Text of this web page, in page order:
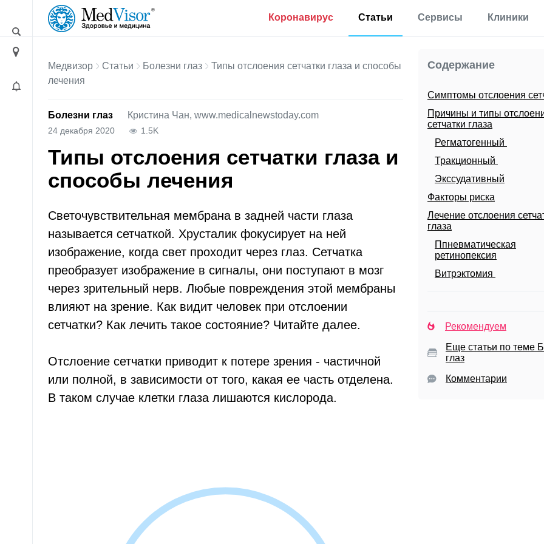
Коронавирус Статьи
Аллергии
Еще 35 разделов
Статьи
Результаты анализов
Сервисы
жира в теле
определения
процента жира по
методу ВМС США
Калькулятор
основного обмена
корректировки дозы
инсулина
Еще 17 сервисов
Расшифровка
анализов онлайн
Клиники
Медвизор Статьи Болезни глаз
Типы отслоения сетчатки глаза и способы
лечения
Болезни глаз Кристина Чан, www.medicalnewstoday.com
24 декабря 2020 1.5K
Типы отслоения сетчатки глаза и
способы лечения
Светочувствительная мембрана в задней части глаза
называется сетчаткой. Хрусталик фокусирует на ней
изображение, когда свет проходит через глаз. Сетчатка
преобразует изображение в сигналы, они поступают в мозг
через зрительный нерв. Любые повреждения этой мембраны
влияют на зрение. Как видит человек при отслоении
сетчатки? Как лечить такое состояние? Читайте далее.
Отслоение сетчатки приводит к потере зрения - частичной
или полной, в зависимости от того, какая ее часть отделена.
В таком случае клетки глаза лишаются кислорода.
Содержание
Симптомы отслоения
Причины и типы
сетчатки глаза
Регматогенный
Тракционный
Экссудативный
Факторы риска
Лечение отслоения
глаза
Ппневматическая
ретинопексия
Витрэктомия
Рекомендуем
Еще статьи по теме
глаз
Комментарии